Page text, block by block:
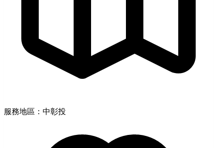
服務地區：中彰投